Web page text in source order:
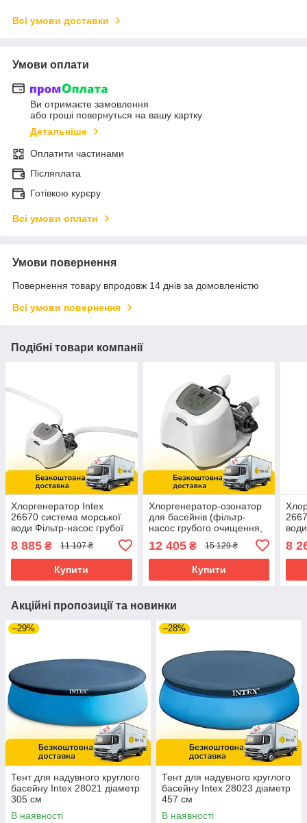
Всі умови доставки
Умови оплати
Ви отримаєте замовлення
або гроші повернуться на вашу картку
Детальніше
Оплатити частинами
Післяплата
Готівкою курєру
Всі умови оплати
Умови повернення
Повернення товару впродовж 14 днів за домовленістю
Всі умови повернення
Подібні товари компанії
Хлоргенератор Intex
26670 система морської
води Фільтр-насос грубої
8 885 ₴ 11 107 ₴
Купити
Хлоргенератор-озонатор
для басейнів (фільтр-
насос грубого очищення,
Intex 26690
12 405₴ 15 129 ₴
Купити
8
Акційні пропозиції та новинки
–29%
Тент для надувного круглого
басейну Intex 28021 діаметр
305 см
В наявності
–28%
Тент для надувного круглого
басейну Intex 28023 діаметр
457 см
В наявності